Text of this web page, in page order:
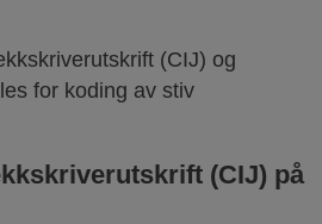
(CIJ) og
for koding av stiv
(CIJ) på